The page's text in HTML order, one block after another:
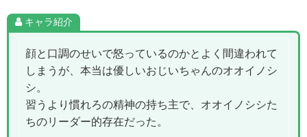
キャラ紹介
顔と口調のせいで怒っているのかとよく間違われて
しまうが、本当は優しいおじいちゃんのオオイノシ
シ。
習うより慣れろの精神の持ち主で、オオイノシシた
ちのリーダー的存在だった。